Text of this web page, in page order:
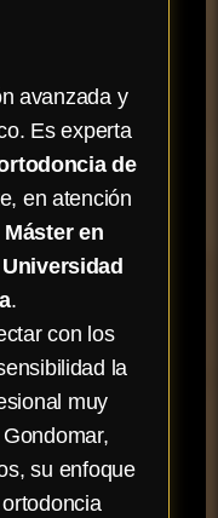
avanzada y
Es experta
de
en atención
Máster en
.
con los
la
muy
su enfoque